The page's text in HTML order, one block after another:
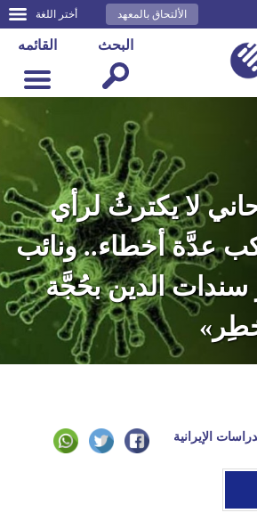
أختر اللغة الألتحاق بالمعهد
القائمه البحث
لا يكترثُ لرأي
عدَّة أخطاء.. ونائب
سندات الدين بحُجَّة
الإيرانية